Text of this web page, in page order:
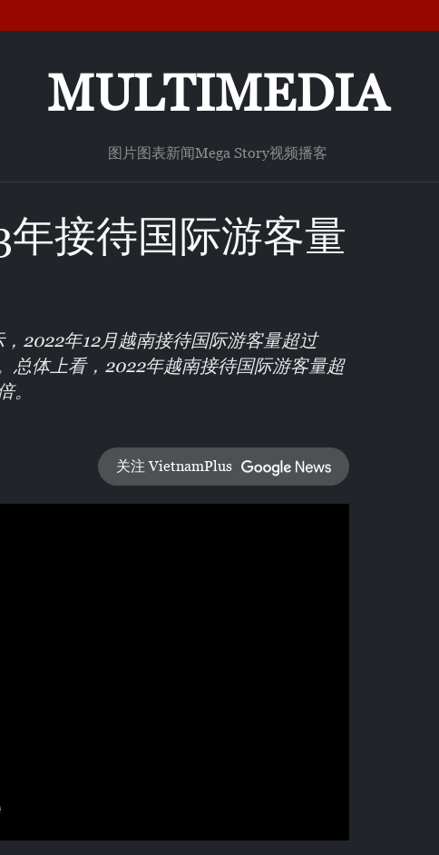
MULTIMEDIA
图片图表新闻Mega Story视频播客
接待国际游客量
2022年12月越南接待国际游客量超过
总体上看，2022年越南接待国际游客量超
。
关注 VietnamPlus